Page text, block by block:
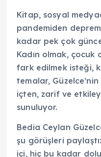
Kitap, sosyal
pandemiden
kadar pek çok
Kadın olmak, çocuk
fark edilmek isteği,
temalar,
içten, zarif ve
sunuluyor.
Bedia Ceylan
şu görüşleri
içi, hiç bu kadar dolu